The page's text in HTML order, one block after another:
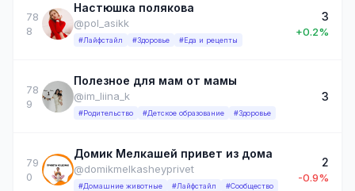
78
8
Настюшка полякова
@pol_asikk
#Лайфстайл #Здоровье #Еда и рецепты
3
+0.2%
78
9
Полезное для мам от мамы
@im_liina_k
#Родительство #Детское образование #Здоровье
3
79
0
Домик Мелкашей привет из дома
@domikmelkasheyprivet
#Домашние животные #Лайфстайл #Сообщество
2
-0.9%